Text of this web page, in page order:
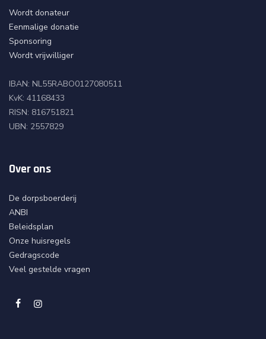
u
o
p
o
n
n
i
e
w
r
i
f
*
Wordt donateur
Eenmalige donatie
Sponsoring
Wordt vrijwilliger
IBAN: NL55RABO0127080511
KvK: 41168433
RISN: 816751821
UBN: 2557829
Over ons
De dorpsboerderij
ANBI
Beleidsplan
Onze huisregels
Gedragscode
Veel gestelde vragen